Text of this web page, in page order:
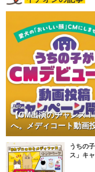
【CM出演のチャンス
へ。メディコート動画
<PR>
うちの
ス」キ